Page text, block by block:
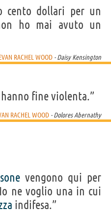
cento dollari per un
ho mai avuto un
RACHEL WOOD - Daisy Kensington
hanno fine violenta.”
RACHEL WOOD - Dolores Abernathy
vengono qui per
ne voglio una in cui
indifesa.”